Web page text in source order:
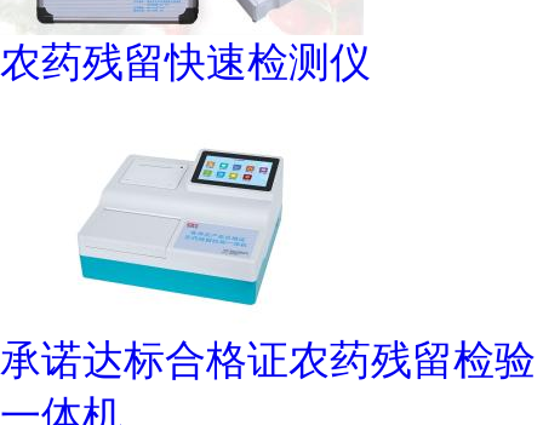
农药残留快速检测仪
承诺达标合格证农药残留检验
一体机